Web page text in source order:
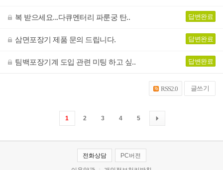
복 받으세요...다큐멘터리 파룬궁 탄.. 답변완료
삼면포장기 제품 문의 드립니다. 답변완료
팀백포장기계 도입 관련 미팅 하고 싶.. 답변완료
RSS2.0 글쓰기
1 2 3 4 5
전화상담 PC버전